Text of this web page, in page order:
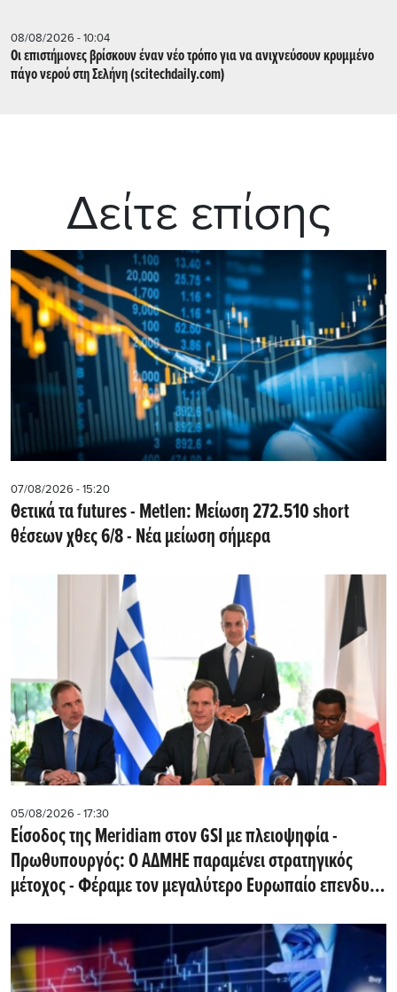
08/08/2026 - 10:04
Οι επιστήμονες βρίσκουν έναν νέο τρόπο για να ανιχνεύσουν κρυμμένο
πάγο νερού στη Σελήνη (scitechdaily.com)
Δείτε επίσης
07/08/2026 - 15:20
Θετικά τα futures - Metlen: Μείωση 272.510 short
θέσεων χθες 6/8 - Νέα μείωση σήμερα
05/08/2026 - 17:30
Eίσοδος της Meridiam στον GSI με πλειοψηφία -
Πρωθυπουργός: Ο ΑΔΜΗΕ παραμένει στρατηγικός
μέτοχος - Φέραμε τον μεγαλύτερο Ευρωπαίο επενδυτή